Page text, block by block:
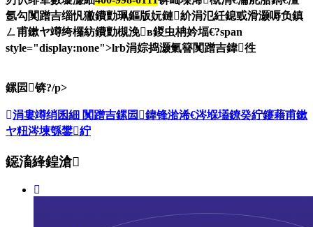
氬勾闃蹭吉缁忛獙鐨勯珮鏂版妧鏈紒涓氾紝鎴戜滑灏嗕负鎮
ㄥ甫鏉ヤ竴绔欏紡鐨勯槻浼в鍐虫柟妗堛€?span
style="display:none">lrb涓婃捣灏氭簮闃蹭吉鍏徃
鏍囩锛?/p>
涓婁竴绡囷細 闃蹭吉鏍囩鍏锋湁浠€涔堢壒鐐癸紵鑳藉甫鏉
ヤ粈涔堜綔鐢紵
鐚滀綘鍠滄